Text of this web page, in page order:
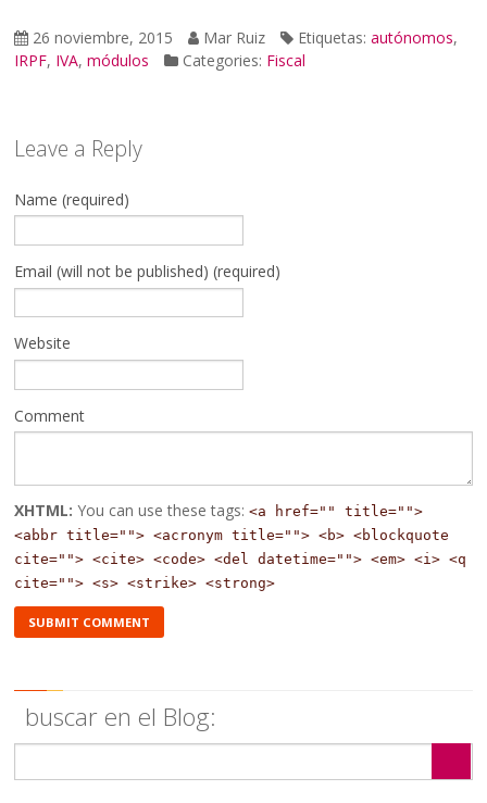
26 noviembre, 2015 Mar Ruiz Etiquetas:autónomos,
IRPF, IVA,módulos Categories: Fiscal
Leave a Reply
Name (required)
Email (will not be published) (required)
Website
Comment
XHTML: You can use these tags:<a href="" title="">
<abbr title=""> <acronym title=""> <b> <blockquote
cite=""> <cite> <code> <del datetime=""> <em> <i> <q
cite=""> <s> <strike> <strong>
buscar en el Blog: